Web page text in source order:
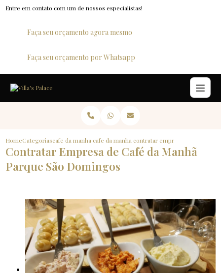
Entre em contato com um de nossos especialistas!
Faça seu orçamento agora mesmo
Faça seu orçamento por Whatsapp
HomeCategoriascafe da manha para empresas
cafe da manha empresacontratar empresa de cafe da
Contratar Empresa de Café da Manhã
Parque São Domingos